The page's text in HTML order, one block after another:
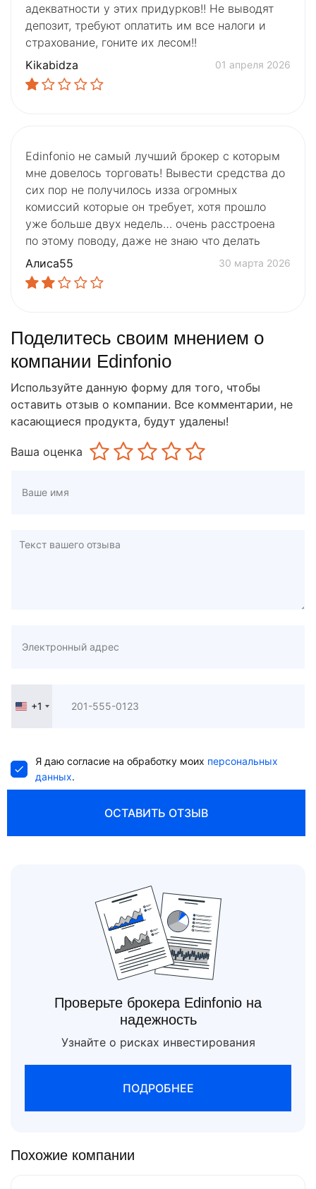
адекватности у этих придурков!! Не выводят
депозит, требуют оплатить им все налоги и
страхование, гоните их лесом!!
Kikabidza
01 апреля 2026
Edinfonio не самый лучший брокер с которым
мне довелось торговать! Вывести средства до
сих пор не получилось изза огромных
комиссий которые он требует, хотя прошло
уже больше двух недель… очень расстроена
по этому поводу, даже не знаю что делать
Алиса55
30 марта 2026
Поделитесь своим мнением о
компании Edinfonio
Используйте данную форму для того, чтобы
оставить отзыв о компании. Все комментарии, не
касающиеся продукта, будут удалены!
Ваша оценка
United
+1
Я даю согласие на обработку моих персональных
данных.
ОСТАВИТЬ ОТЗЫВ
Проверьте брокера Edinfonio на
надежность
Узнайте о рисках инвестирования
ПОДРОБНЕЕ
Похожие компании